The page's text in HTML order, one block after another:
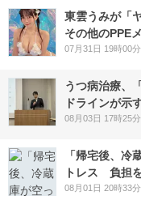
東雲うみが「
その他のPPE
07月31日 19時00分
うつ病治療、
ドラインが示
08月03日 17時25分
「帰宅後、冷
トレス 負担
08月01日 20時33分